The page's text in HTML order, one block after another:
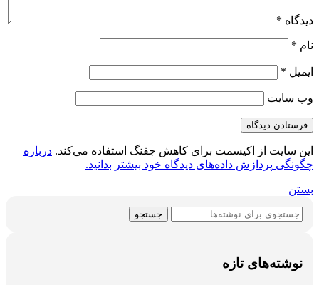
دیدگاه *
نام *
ایمیل *
وب‌ سایت
این سایت از اکیسمت برای کاهش جفنگ استفاده می‌کند. درباره
چگونگی پردازش داده‌های دیدگاه خود بیشتر بدانید.
بستن
جستجو
نوشته‌های تازه